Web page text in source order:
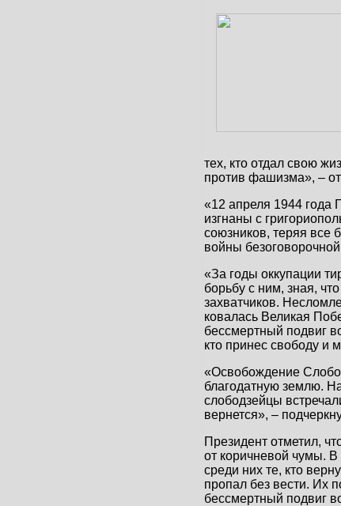
тех, кто отдал свою
против фашизма», –
«12 апреля 1944 года
изгнаны с
союзников, теряя
войны
«За годы оккупации
борьбу с ним, зная,
захватчиков.
ковалась Великая
бессмертный подвиг
кто принес свободу и
«Освобождение
благодатную землю.
слободзейцы
вернется», –
Президент отметил,
от коричневой чумы. В
среди них те, кто
пропал без вести. Их
бессмертный подвиг